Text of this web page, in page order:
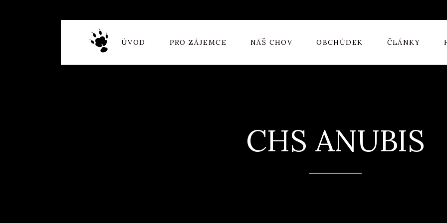
ÚVOD PRO ZÁJEMCE NÁŠ CHOV OBCHŮDEK ČLÁNKY
CHS ANUBIS